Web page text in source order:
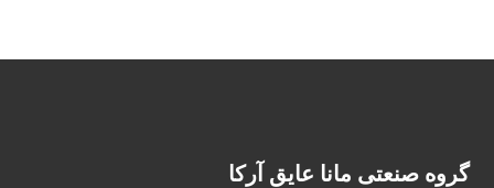
گروه صنعتی مانا عایق آرکا